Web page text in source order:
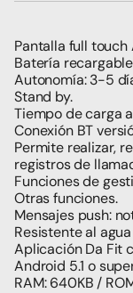
Pantalla full touch
Batería
Autonomía: 3-5
Stand by.
Tiempo de carga
Conexión BT
Permite realizar,
registros de
Funciones de
Otras funciones.
Mensajes push:
Resistente al agua
Aplicación Da Fit
Android 5.1 o
RAM: 640KB /